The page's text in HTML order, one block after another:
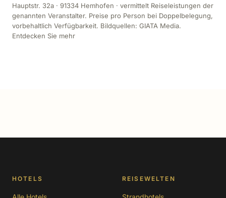
Hauptstr. 32a · 91334 Hemhofen · vermittelt Reiseleistungen der
genannten Veranstalter. Preise pro Person bei Doppelbelegung,
vorbehaltlich Verfügbarkeit. Bildquellen: GIATA Media.
Entdecken Sie mehr
HOTELS REISEWELTEN